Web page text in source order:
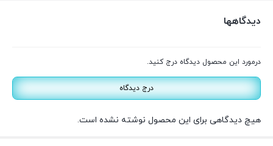
دیدگاهها
درمورد این محصول دیدگاه درج کنید.
درج دیدگاه
هیچ دیدگاهی برای این محصول نوشته نشده است.